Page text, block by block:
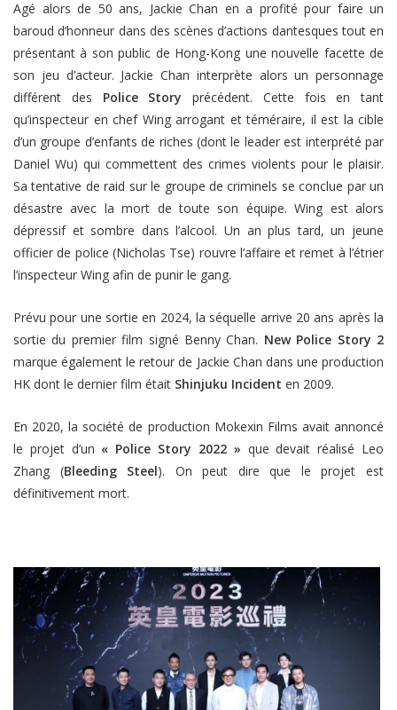
Agé alors de 50 ans, Jackie Chan en a profité pour faire un
baroud d’honneur dans des scènes d’actions dantesques tout en
présentant à son public de Hong-Kong une nouvelle facette de
son jeu d’acteur. Jackie Chan interprète alors un personnage
différent des Police Story précédent. Cette fois en tant
qu’inspecteur en chef Wing arrogant et téméraire, il est la cible
d’un groupe d’enfants de riches (dont le leader est interprété par
Daniel Wu) qui commettent des crimes violents pour le plaisir.
Sa tentative de raid sur le groupe de criminels se conclue par un
désastre avec la mort de toute son équipe. Wing est alors
dépressif et sombre dans l’alcool. Un an plus tard, un jeune
officier de police (Nicholas Tse) rouvre l’affaire et remet à l’étrier
l’inspecteur Wing afin de punir le gang.
Prévu pour une sortie en 2024, la séquelle arrive 20 ans après la
sortie du premier film signé Benny Chan. New Police Story 2
marque également le retour de Jackie Chan dans une production
HK dont le dernier film était Shinjuku Incident en 2009.
En 2020, la société de production Mokexin Films avait annoncé
le projet d’un « Police Story 2022 » que devait réalisé Leo
Zhang (Bleeding Steel). On peut dire que le projet est
définitivement mort.